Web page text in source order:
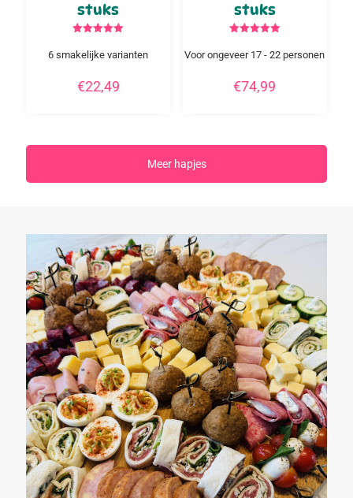
stuks
5.00
uit 5
6 smakelijke varianten
€22,49
stuks
5.00
uit 5
Voor ongeveer 17 - 22 personen
€74,99
Meer hapjes